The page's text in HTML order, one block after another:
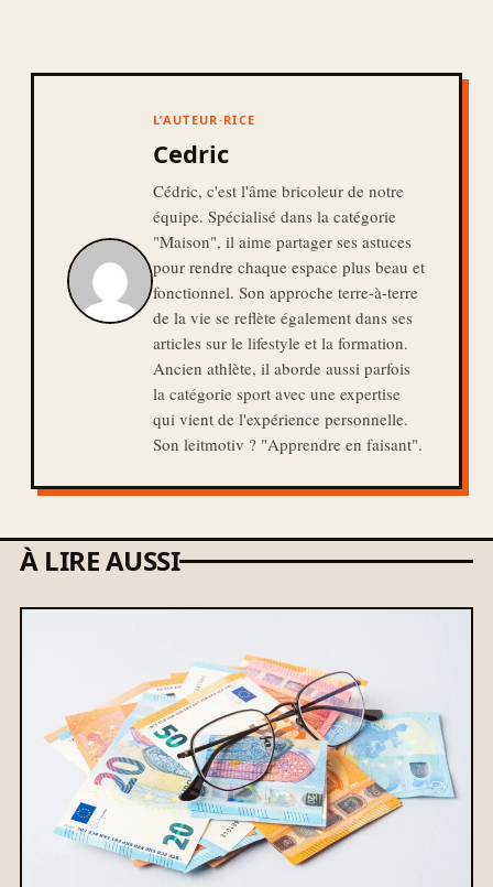
L’AUTEUR·RICE
Cedric
Cédric, c'est l'âme bricoleur de notre
équipe. Spécialisé dans la catégorie
"Maison", il aime partager ses astuces
pour rendre chaque espace plus beau et
fonctionnel. Son approche terre-à-terre
de la vie se reflète également dans ses
articles sur le lifestyle et la formation.
Ancien athlète, il aborde aussi parfois
la catégorie sport avec une expertise
qui vient de l'expérience personnelle.
Son leitmotiv ? "Apprendre en faisant".
À LIRE AUSSI